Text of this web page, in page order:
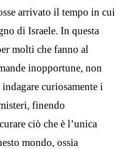
arrivato il tempo in cui
di Israele. In questa
molti che fanno al
inopportune, non
curiosamente i
finendo
ciò che è l’unica
mondo, ossia